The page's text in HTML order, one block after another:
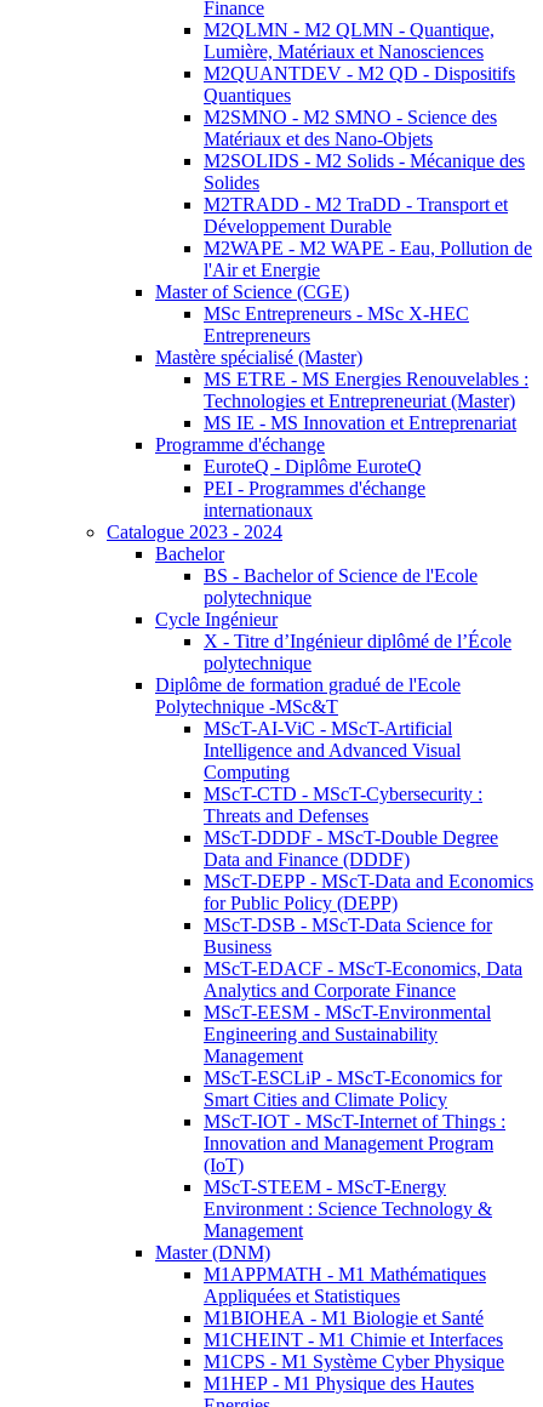
Finance
M2QLMN - M2 QLMN - Quantique,
Lumière, Matériaux et Nanosciences
M2QUANTDEV - M2 QD - Dispositifs
Quantiques
M2SMNO - M2 SMNO - Science des
Matériaux et des Nano-Objets
M2SOLIDS - M2 Solids - Mécanique des
Solides
M2TRADD - M2 TraDD - Transport et
Développement Durable
M2WAPE - M2 WAPE - Eau, Pollution de
l'Air et Energie
Master of Science (CGE)
MSc Entrepreneurs - MSc X-HEC
Entrepreneurs
Mastère spécialisé (Master)
MS ETRE - MS Energies Renouvelables :
Technologies et Entrepreneuriat (Master)
MS IE - MS Innovation et Entreprenariat
Programme d'échange
EuroteQ - Diplôme EuroteQ
PEI - Programmes d'échange
internationaux
Catalogue 2023 - 2024
Bachelor
BS - Bachelor of Science de l'Ecole
polytechnique
Cycle Ingénieur
X - Titre d’Ingénieur diplômé de l’École
polytechnique
Diplôme de formation gradué de l'Ecole
Polytechnique -MSc&T
MScT-AI-ViC - MScT-Artificial
Intelligence and Advanced Visual
Computing
MScT-CTD - MScT-Cybersecurity :
Threats and Defenses
MScT-DDDF - MScT-Double Degree
Data and Finance (DDDF)
MScT-DEPP - MScT-Data and Economics
for Public Policy (DEPP)
MScT-DSB - MScT-Data Science for
Business
MScT-EDACF - MScT-Economics, Data
Analytics and Corporate Finance
MScT-EESM - MScT-Environmental
Engineering and Sustainability
Management
MScT-ESCLiP - MScT-Economics for
Smart Cities and Climate Policy
MScT-IOT - MScT-Internet of Things :
Innovation and Management Program
(IoT)
MScT-STEEM - MScT-Energy
Environment : Science Technology &
Management
Master (DNM)
M1APPMATH - M1 Mathématiques
Appliquées et Statistiques
M1BIOHEA - M1 Biologie et Santé
M1CHEINT - M1 Chimie et Interfaces
M1CPS - M1 Système Cyber Physique
M1HEP - M1 Physique des Hautes